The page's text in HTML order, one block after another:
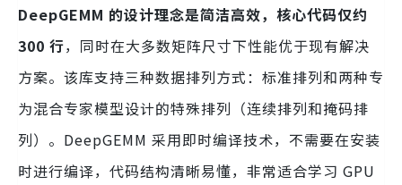
DeepGEMM 的设计理念是简洁高效，核心代码仅约
300 行，同时在大多数矩阵尺寸下性能优于现有解决
方案。该库支持三种数据排列方式：标准排列和两种专
为混合专家模型设计的特殊排列（连续排列和掩码排
列）。DeepGEMM 采用即时编译技术，不需要在安装
时进行编译，代码结构清晰易懂，非常适合学习 GPU